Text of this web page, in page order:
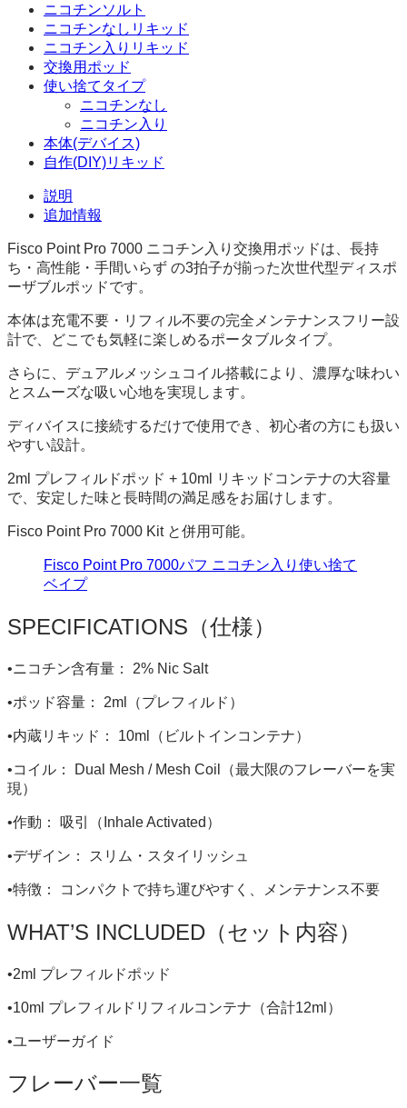
ニコチンソルト
ニコチンなしリキッド
ニコチン入りリキッド
交換用ポッド
使い捨てタイプ
ニコチンなし
ニコチン入り
本体(デバイス)
自作(DIY)リキッド
説明
追加情報
Fisco Point Pro 7000 ニコチン入り交換用ポッドは、長持
ち・高性能・手間いらず の3拍子が揃った次世代型ディスポ
ーザブルポッドです。
本体は充電不要・リフィル不要の完全メンテナンスフリー設
計で、どこでも気軽に楽しめるポータブルタイプ。
さらに、デュアルメッシュコイル搭載により、濃厚な味わい
とスムーズな吸い心地を実現します。
ディバイスに接続するだけで使用でき、初心者の方にも扱い
やすい設計。
2ml プレフィルドポッド + 10ml リキッドコンテナの大容量
で、安定した味と長時間の満足感をお届けします。
Fisco Point Pro 7000 Kit と併用可能。
Fisco Point Pro 7000パフ ニコチン入り使い捨て
ベイプ
SPECIFICATIONS（仕様）
•ニコチン含有量： 2% Nic Salt
•ポッド容量： 2ml（プレフィルド）
•内蔵リキッド： 10ml（ビルトインコンテナ）
•コイル： Dual Mesh / Mesh Coil（最大限のフレーバーを実
現）
•作動： 吸引（Inhale Activated）
•デザイン： スリム・スタイリッシュ
•特徴： コンパクトで持ち運びやすく、メンテナンス不要
WHAT’S INCLUDED（セット内容）
•2ml プレフィルドポッド
•10ml プレフィルドリフィルコンテナ（合計12ml）
•ユーザーガイド
フレーバー一覧